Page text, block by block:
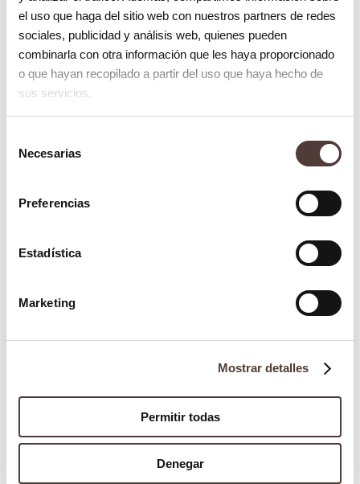
el uso que haga del sitio web con nuestros partners de redes
sociales, publicidad y análisis web, quienes pueden
combinarla con otra información que les haya proporcionado
o que hayan recopilado a partir del uso que haya hecho de
sus servicios.
Necesarias
Preferencias
Estadística
Marketing
Mostrar detalles
Permitir todas
Denegar
En muchas ocasiones para conseguir que el
nivel de encía quede igual que en el diente
vecino cuando colocamos un implante,
necesitamos hacer un pequeño injerto de
encía que nos permite contrarrestar o
modificar los cambios que se producen en
la encía y en el hueso de la paciente , una
vez que se ha extraído un diente, ya que
anteriores, que son mucho más visibles
todos estos parámetros para conseguir que
El implante debe estar colocado en la
correcta posición 3D, y tener una cantidad
de hueso apropiado alrededor del mismo,
por desgracia muchas veces el hueso que
nos encontramos no es el apropiado y